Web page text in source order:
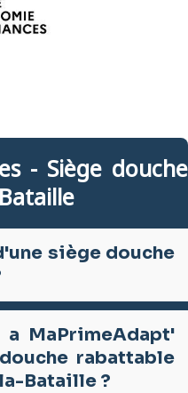
- Siège douche
siège douche
MaPrimeAdapt'
rabattable
Bataille ?